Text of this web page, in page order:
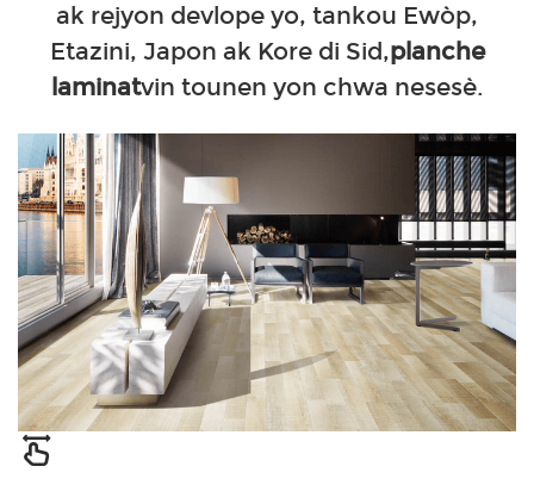
ak rejyon devlope yo, tankou Ewòp,
Etazini, Japon ak Kore di Sid,planche
laminatvin tounen yon chwa nesesè.